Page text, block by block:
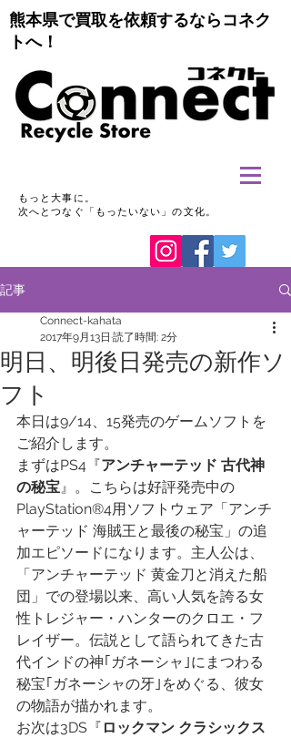
熊本県で買取を依頼するならコネク
トへ！
もっと大事に。
次へとつなぐ「もったいない」の文化。
記事
明日、明後日発売の新作ソ
フト
Connect-kahata
2017年9月13日 読了時間: 2分
本日は9/14、15発売のゲームソフトを
ご紹介します。
まずはPS4『アンチャーテッド 古代神
の秘宝』。こちらは好評発売中の
PlayStation®4用ソフトウェア「アンチ
ャーテッド 海賊王と最後の秘宝」の追
加エピソードになります。主人公は、
「アンチャーテッド 黄金刀と消えた船
団」での登場以来、高い人気を誇る女
性トレジャー・ハンターのクロエ・フ
レイザー。伝説として語られてきた古
代インドの神｢ガネーシャ｣にまつわる
秘宝｢ガネーシャの牙｣をめぐる、彼女
の物語が描かれます。
お次は3DS『 ロックマン クラシックス